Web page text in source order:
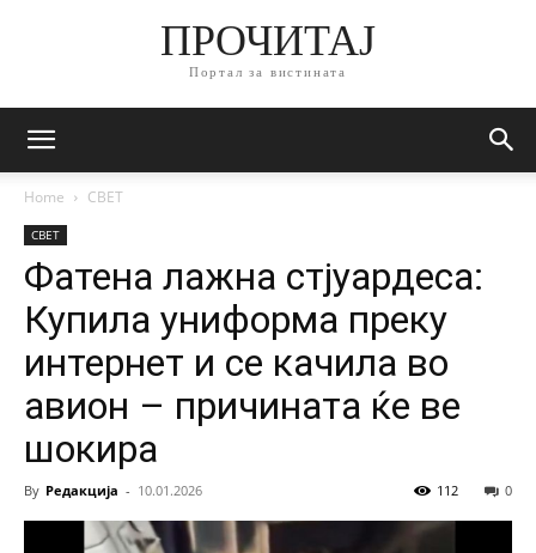
ПРОЧИТАЈ
Портал за вистината
Home СВЕТ
СВЕТ
Фатена лажна стјуардеса:
Купила униформа преку
интернет и се качила во
авион – причината ќе ве
шокира
By Редакција - 10.01.2026 0
112